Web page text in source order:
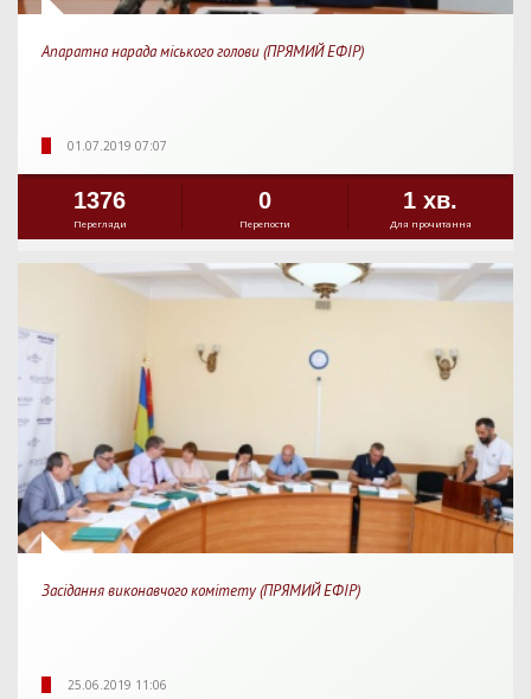
Апаратна нарада міського голови (ПРЯМИЙ ЕФІР)
01.07.2019 07:07
1376
Перегляди
0
Перепости
1 хв.
Для прочитання
Засідання виконавчого комітету (ПРЯМИЙ ЕФІР)
25.06.2019 11:06